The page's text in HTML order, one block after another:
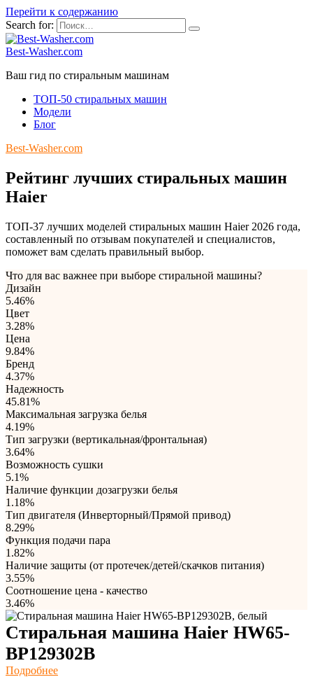
Перейти к содержанию
Search for:
Best-Washer.com
Ваш гид по стиральным машинам
ТОП-50 стиральных машин
Модели
Блог
Best-Washer.com
Рейтинг лучших стиральных машин
Haier
ТОП-37 лучших моделей стиральных машин Haier 2026 года,
составленный по отзывам покупателей и специалистов,
поможет вам сделать правильный выбор.
Что для вас важнее при выборе стиральной машины?
Дизайн
5.46%
Цвет
3.28%
Цена
9.84%
Бренд
4.37%
Надежность
45.81%
Максимальная загрузка белья
4.19%
Тип загрузки (вертикальная/фронтальная)
3.64%
Возможность сушки
5.1%
Наличие функции дозагрузки белья
1.18%
Тип двигателя (Инверторный/Прямой привод)
8.29%
Функция подачи пара
1.82%
Наличие защиты (от протечек/детей/скачков питания)
3.55%
Соотношение цена - качество
3.46%
Стиральная машина Haier HW65-
BP129302B
Подробнее